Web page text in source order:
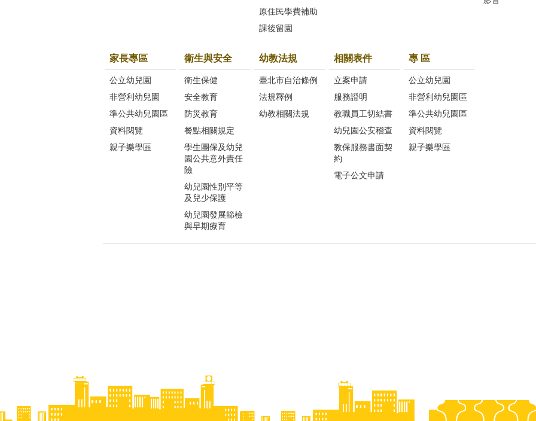
原住民學費補助
課後留園
家長專區
公立幼兒園
非營利幼兒園
準公共幼兒園區
資料閱覽
親子樂學區
衛生與安全
衛生保健
安全教育
防災教育
餐點相關規定
學生團保及幼兒
園公共意外責任
險
幼兒園性別平等
及兒少保護
幼兒園發展篩檢
與早期療育
幼教法規
臺北市自治條例
法規釋例
幼教相關法規
相關表件
立案申請
服務證明
教職員工切結書
幼兒園公安稽查
教保服務書面契
約
電子公文申請
專 區
公立幼兒園
非營利幼兒園區
準公共幼兒園區
資料閱覽
親子樂學區